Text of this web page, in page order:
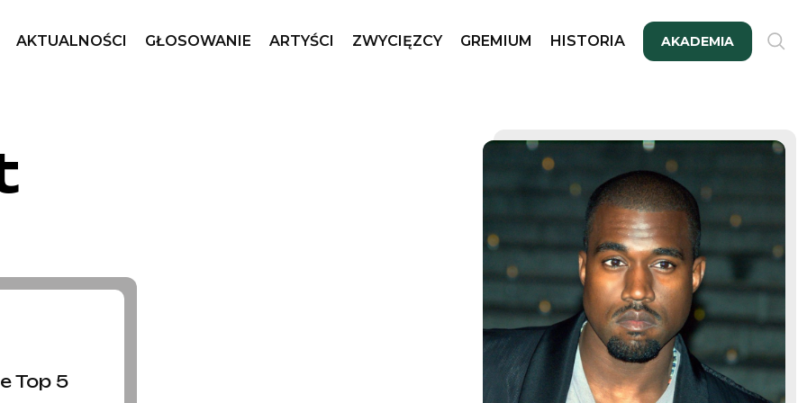
AKTUALNOŚCI
GŁOSOWANIE ARTYŚCI ZWYCIĘZCY GREMIUM HISTORIA AKADEMIA
Top 5